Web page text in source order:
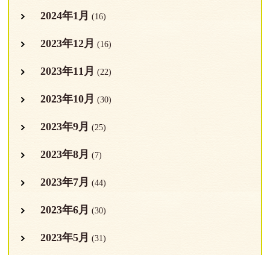
2024年1月 (16)
2023年12月 (16)
2023年11月 (22)
2023年10月 (30)
2023年9月 (25)
2023年8月 (7)
2023年7月 (44)
2023年6月 (30)
2023年5月 (31)